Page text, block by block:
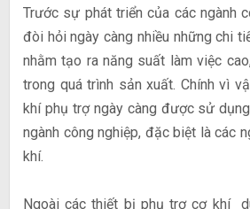
Trước sự phát triển của các ngành
đòi hỏi ngày càng nhiều những chi
nhằm tạo ra năng suất làm việc
trong quá trình sản xuất. Chính vì
khí phụ trợ ngày càng được sử
ngành công nghiệp, đặc biệt là các
khí.
Ngoài các thiết bị phụ trợ cơ khí